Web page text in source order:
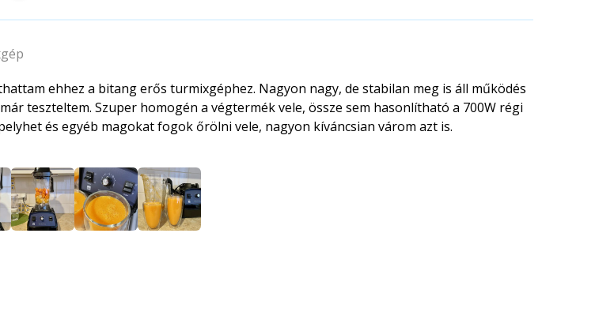
ehhez a bitang erős turmixgéphez. Nagyon nagy, de stabilan meg is áll működés
teszteltem. Szuper homogén a végtermék vele, össze sem hasonlítható a 700W régi
és egyéb magokat fogok őrölni vele, nagyon kíváncsian várom azt is.